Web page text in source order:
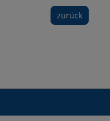
zurück